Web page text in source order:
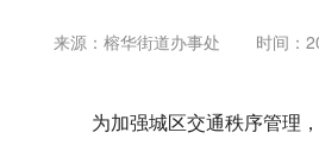
来源：榕华街道办事处 时间：
为加强城区交通秩序管理，